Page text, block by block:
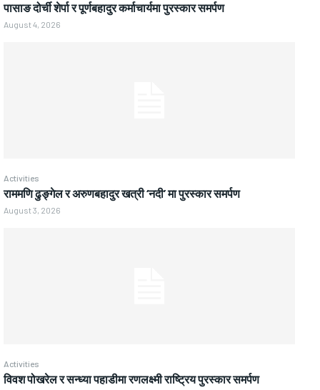
पासाङ दोर्ची शेर्पा र पूर्णबहादुर कर्माचार्यमा पुरस्कार समर्पण
August 4, 2026
Activities
राममणि ढुङ्गेल र अरुणबहादुर खत्री ‘नदी’ मा पुरस्कार समर्पण
August 3, 2026
Activities
विवश पोखरेल र सन्ध्या पहाडीमा रणलक्ष्मी राष्ट्रिय पुरस्कार समर्पण